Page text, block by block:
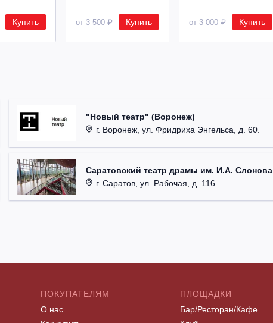
Купить от 3 500 ₽ Купить от 3 000 ₽ Купить
"Новый театр" (Воронеж)
г. Воронеж, ул. Фридриха Энгельса, д. 60.
Саратовский театр драмы им. И.А. Слонова
г. Саратов, ул. Рабочая, д. 116.
ПОКУПАТЕЛЯМ
О нас
ПЛОЩАДКИ
Бар/Ресторан/Кафе